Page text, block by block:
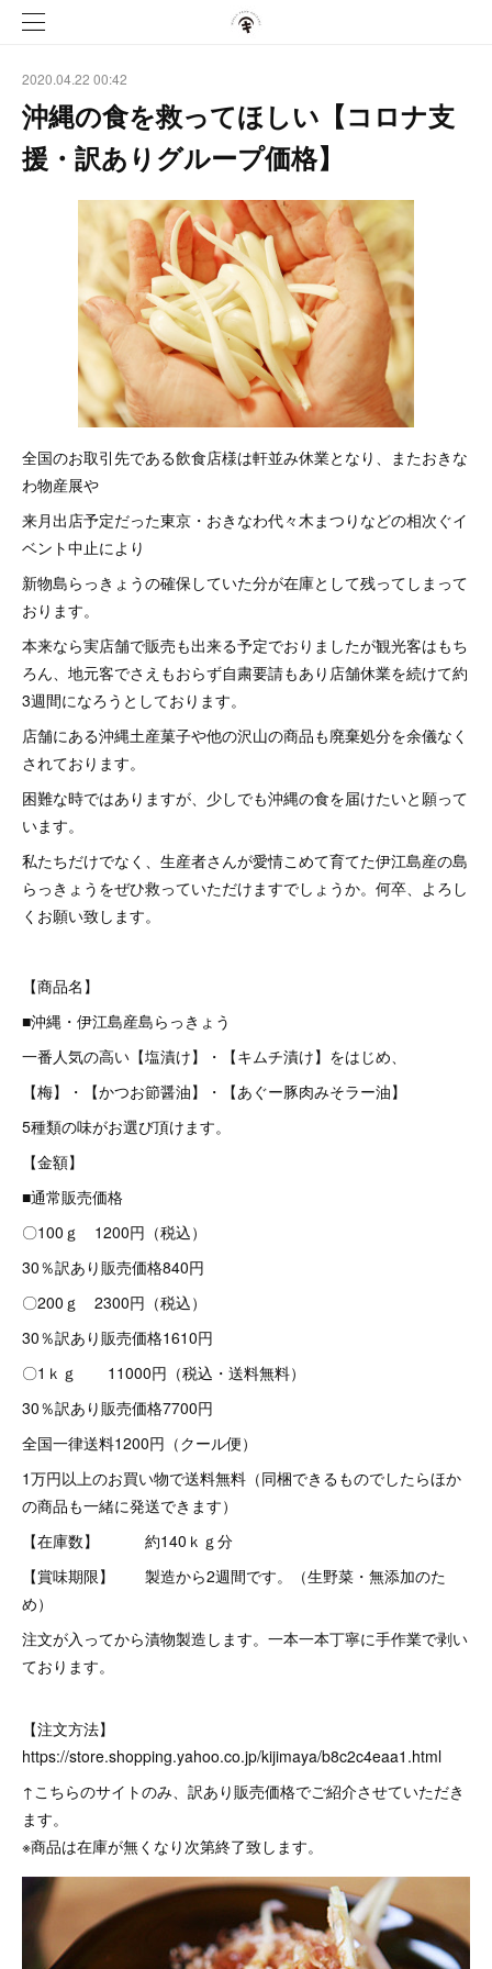
2020.04.22 00:42
沖縄の食を救ってほしい【コロナ支
援・訳ありグループ価格】
全国のお取引先である飲食店様は軒並み休業となり、またおきな
わ物産展や
来月出店予定だった東京・おきなわ代々木まつりなどの相次ぐイ
ベント中止により
新物島らっきょうの確保していた分が在庫として残ってしまって
おります。
本来なら実店舗で販売も出来る予定でおりましたが観光客はもち
ろん、地元客でさえもおらず自粛要請もあり店舗休業を続けて約
3週間になろうとしております。
店舗にある沖縄土産菓子や他の沢山の商品も廃棄処分を余儀なく
されております。
困難な時ではありますが、少しでも沖縄の食を届けたいと願って
います。
私たちだけでなく、生産者さんが愛情こめて育てた伊江島産の島
らっきょうをぜひ救っていただけますでしょうか。何卒、よろし
くお願い致します。
【商品名】
■沖縄・伊江島産島らっきょう
一番人気の高い【塩漬け】・【キムチ漬け】をはじめ、
【梅】・【かつお節醤油】・【あぐー豚肉みそラー油】
5種類の味がお選び頂けます。
【金額】
■通常販売価格
〇100ｇ 1200円（税込）
30％訳あり販売価格840円
〇200ｇ 2300円（税込）
30％訳あり販売価格1610円
〇1ｋｇ 11000円（税込・送料無料）
30％訳あり販売価格7700円
全国一律送料1200円（クール便）
1万円以上のお買い物で送料無料（同梱できるものでしたらほか
の商品も一緒に発送できます）
【在庫数】 約140ｋｇ分
【賞味期限】 製造から2週間です。（生野菜・無添加のた
め）
注文が入ってから漬物製造します。一本一本丁寧に手作業で剥い
ております。
【注文方法】
https://store.shopping.yahoo.co.jp/kijimaya/b8c2c4eaa1.html
↑こちらのサイトのみ、訳あり販売価格でご紹介させていただき
ます。
※商品は在庫が無くなり次第終了致します。